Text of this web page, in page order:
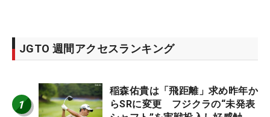
JGTO 週間アクセスランキング
1
稲森佑貴は「飛距離」求め昨年か
らSRに変更 フジクラの“未発表